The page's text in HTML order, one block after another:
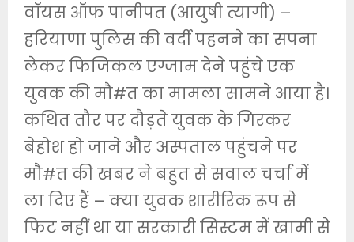
वॉयस ऑफ पानीपत (आयुषी त्यागी) –
हरियाणा पुलिस की वर्दी पहनने का सपना
लेकर फिजिकल एग्जाम देने पहुंचे एक
युवक की मौ#त का मामला सामने आया है।
कथित तौर पर दौड़ते युवक के गिरकर
बेहोश हो जाने और अस्पताल पहुंचने पर
मौ#त की खबर ने बहुत से सवाल चर्चा में
ला दिए हैं – क्या युवक शारीरिक रूप से
फिट नहीं था या सरकारी सिस्टम में खामी से